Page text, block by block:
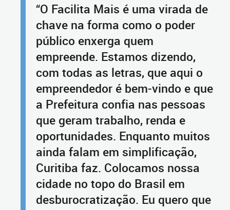
“O Facilita Mais é uma virada de
chave na forma como o poder
público enxerga quem
empreende. Estamos dizendo,
com todas as letras, que aqui o
empreendedor é bem-vindo e que
a Prefeitura confia nas pessoas
que geram trabalho, renda e
oportunidades. Enquanto muitos
ainda falam em simplificação,
Curitiba faz. Colocamos nossa
cidade no topo do Brasil em
desburocratização. Eu quero que